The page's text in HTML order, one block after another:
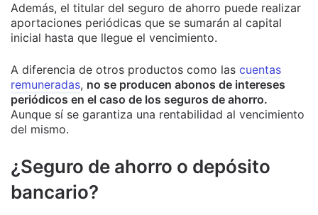
Además, el titular del seguro de ahorro puede realizar
aportaciones periódicas que se sumarán al capital
inicial hasta que llegue el vencimiento.
A diferencia de otros productos como las cuentas
remuneradas, no se producen abonos de intereses
periódicos en el caso de los seguros de ahorro.
Aunque sí se garantiza una rentabilidad al vencimiento
del mismo.
¿Seguro de ahorro o depósito
bancario?